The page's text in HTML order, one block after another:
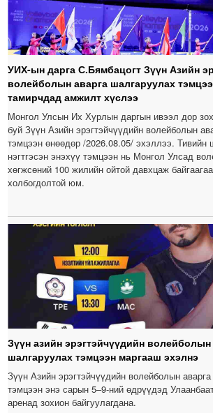
УИХ-ын дарга С.Бямбацогт Зүүн Азийн
волейболын аварга шалгаруулах
тамирчдад амжилт хүслээ
Монгол Улсын Их Хурлын даргын ивээл дор
буй Зүүн Азийн эрэгтэйчүүдийн волейболын
тэмцээн өнөөдөр /2026.08.05/ эхэллээ. Тивийн
нэгтгэсэн энэхүү тэмцээн нь Монгол Улсад
хөгжсөний 100 жилийн ойтой давхцаж
холбогдолтой юм.
Зүүн азийн эрэгтэйчүүдийн волейболын
шалгаруулах тэмцээн маргааш эхэлнэ
Зүүн Азийн эрэгтэйчүүдийн волейболын
тэмцээн энэ сарын 5–9-ний өдрүүдэд
аренад зохион байгуулагдана.